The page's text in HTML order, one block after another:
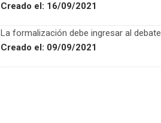
Creado el: 16/09/2021
La formalización debe ingresar al debate
Creado el: 09/09/2021